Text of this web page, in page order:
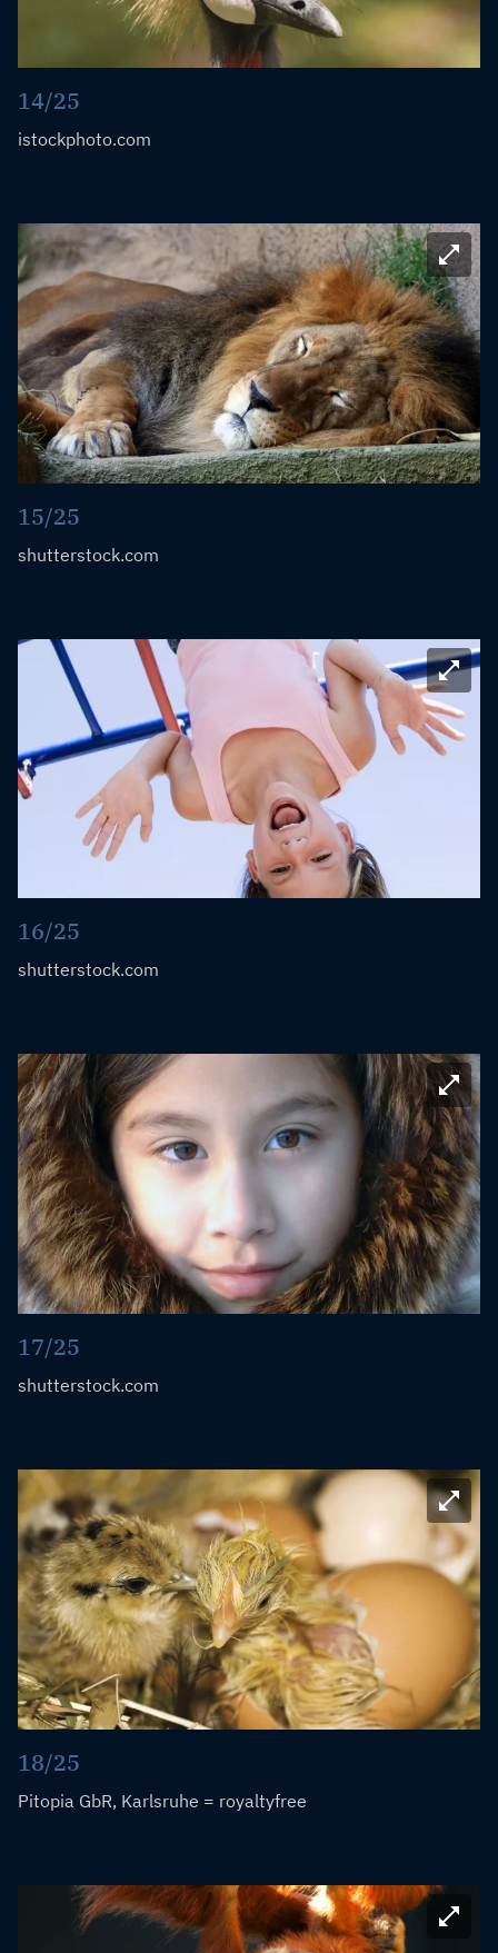
14/25
istockphoto.com
Bild
15/25
shutterstock.com
Bild
16/25
shutterstock.com
Bild
17/25
shutterstock.com
Bild
18/25
Pitopia GbR, Karlsruhe = royaltyfree
Bild